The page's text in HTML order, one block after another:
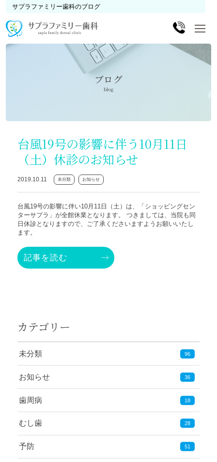
サプラファミリー歯科のブログ
ブログ
blog
台風19号の影響に伴う10月11日
（土）休診のお知らせ
2019.10.11 未分類 お知らせ
台風19号の影響に伴い10月11日（土）は、「ショッピングセン
ターサプラ」が全館休業となります。 つきましては、当院も同
日休診となりますので、ご了承くださいますようお願いいたし
ます。
記事を読む
カテゴリー
未分類 96
お知らせ 36
歯周病 18
むし歯 28
予防 51